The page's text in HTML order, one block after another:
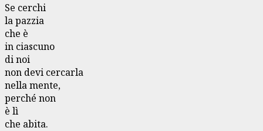
Se cerchi
la pazzia
che è
in ciascuno
di noi
non devi cercarla
nella mente,
perché non
è lì
che abita.